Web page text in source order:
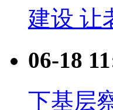
建设 让
06-18
下基层